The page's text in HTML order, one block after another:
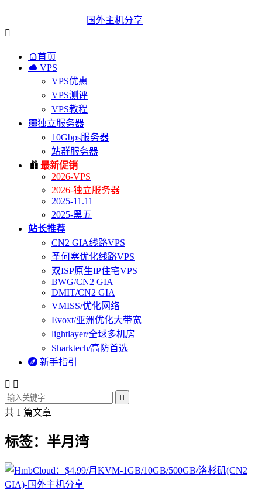
国外主机分享

首页
 VPS
VPS优惠
VPS测评
VPS教程
独立服务器
10Gbps服务器
站群服务器
 最新促销
2026-VPS
2026-独立服务器
2025-11.11
2025-黑五
站长推荐
CN2 GIA线路VPS
圣何塞优化线路VPS
双ISP原生IP住宅VPS
BWG/CN2 GIA
DMIT/CN2 GIA
VMISS/优化网络
Evoxt/亚洲优化大带宽
lightlayer/全球多机房
Sharktech/高防首选
 新手指引
 

共 1 篇文章
标签：半月湾